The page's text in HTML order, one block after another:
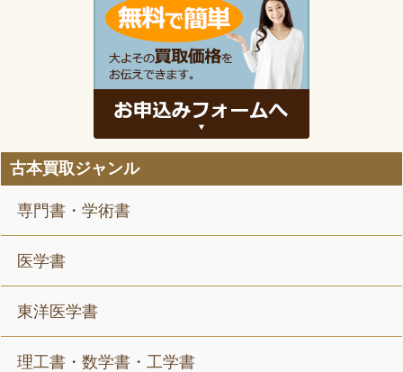
古本買取ジャンル
専門書・学術書
医学書
東洋医学書
理工書・数学書・工学書